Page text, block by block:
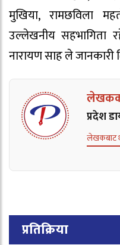
मुखिया, रामछविला
उल्लेखनीय सहभागिता
नारायण साह ले जानकारी
प्रदेश
लेखकबाट
प्रतिक्रिया